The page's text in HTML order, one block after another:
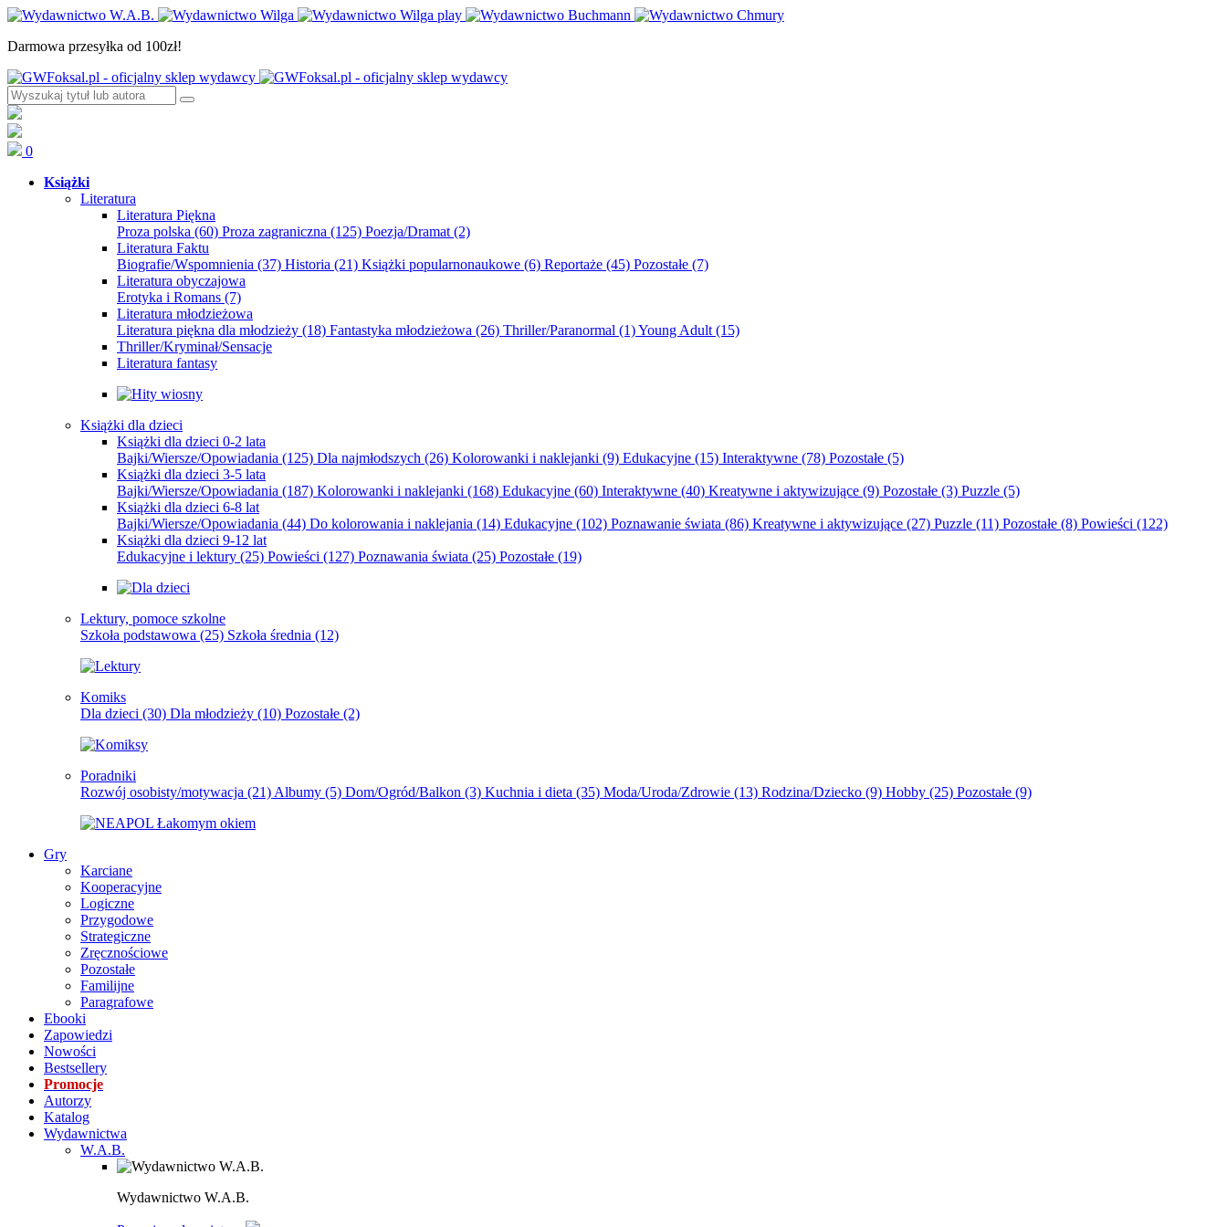
Darmowa przesyłka od 100zł!
0
Książki
Literatura
Literatura Piękna
Proza polska (60) Proza zagraniczna (125) Poezja/Dramat (2)
Literatura Faktu
Biografie/Wspomnienia (37) Historia (21) Książki popularnonaukowe (6) Reportaże (45) Pozostałe (7)
Literatura obyczajowa
Erotyka i Romans (7)
Literatura młodzieżowa
Literatura piękna dla młodzieży (18) Fantastyka młodzieżowa (26) Thriller/Paranormal (1)Young Adult (15)
Thriller/Kryminał/Sensacje
Literatura fantasy
Książki dla dzieci
Książki dla dzieci 0-2 lata
Bajki/Wiersze/Opowiadania (125) Dla najmłodszych (26) Kolorowanki i naklejanki (9) Edukacyjne (15) Interaktywne (78) Pozostałe (5)
Książki dla dzieci 3-5 lata
Bajki/Wiersze/Opowiadania (187) Kolorowanki i naklejanki (168) Edukacyjne (60) Interaktywne (40) Kreatywne i aktywizujące (9) Pozostałe (3) Puzzle (5)
Książki dla dzieci 6-8 lat
Bajki/Wiersze/Opowiadania (44) Do kolorowania i naklejania (14) Edukacyjne (102) Poznawanie świata (86) Kreatywne i aktywizujące (27) Puzzle (11) Pozostałe (8) Powieści (122)
Książki dla dzieci 9-12 lat
Edukacyjne i lektury (25) Powieści (127) Poznawania świata (25) Pozostałe (19)
Lektury, pomoce szkolne
Szkoła podstawowa (25) Szkoła średnia (12)
Komiks
Dla dzieci (30) Dla młodzieży (10) Pozostałe (2)
Poradniki
Rozwój osobisty/motywacja (21) Albumy (5) Dom/Ogród/Balkon (3) Kuchnia i dieta (35) Moda/Uroda/Zdrowie (13) Rodzina/Dziecko (9) Hobby (25) Pozostałe (9)
Gry
Karciane
Kooperacyjne
Logiczne
Przygodowe
Strategiczne
Zręcznościowe
Pozostałe
Familijne
Paragrafowe
Ebooki
Zapowiedzi
Nowości
Bestsellery
Promocje
Autorzy
Katalog
Wydawnictwa
W.A.B.
Wydawnictwo W.A.B.